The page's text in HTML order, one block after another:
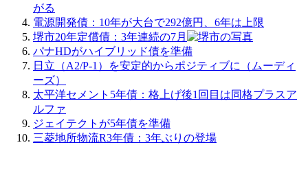
がる
電源開発債：10年が大台で292億円、6年は上限
堺市20年定償債：3年連続の7月
パナHDがハイブリッド債を準備
日立（A2/P-1）を安定的からポジティブに（ムーディ
ーズ）
太平洋セメント5年債：格上げ後1回目は同格プラスア
ルファ
ジェイテクトが5年債を準備
三菱地所物流R3年債：3年ぶりの登場